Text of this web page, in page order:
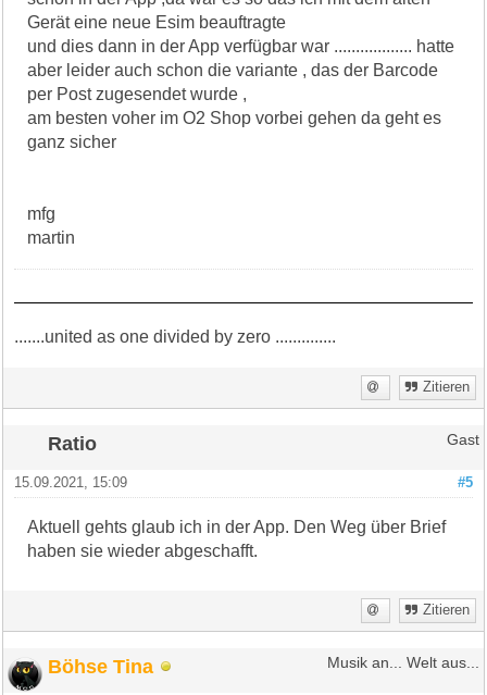
Gerät eine neue Esim beauftragte
und dies dann in der App verfügbar war .................. hatte
aber leider auch schon die variante , das der Barcode
per Post zugesendet wurde ,
am besten voher im O2 Shop vorbei gehen da geht es
ganz sicher
mfg
martin
.......united as one divided by zero ..............
Zitieren
Ratio Gast
#5
15.09.2021, 15:09
Aktuell gehts glaub ich in der App. Den Weg über Brief
haben sie wieder abgeschafft.
Zitieren
Böhse Tina Musik an... Welt aus...